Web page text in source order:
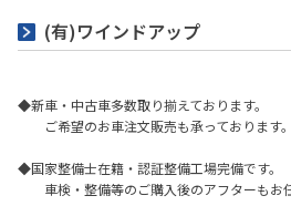
(有)ワインドアップ
◆新車・中古車多数取り揃えております。
ご希望のお車注文販売も承っております。
◆国家整備士在籍・認証整備工場完備です。
車検・整備等のご購入後のアフターもお任